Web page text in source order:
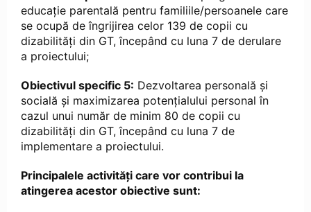
educație parentală pentru familiile/persoanele care
se ocupă de îngrijirea celor 139 de copii cu
dizabilități din GT, începând cu luna 7 de derulare
a proiectului;
Obiectivul specific 5: Dezvoltarea personală și
socială și maximizarea potențialului personal în
cazul unui număr de minim 80 de copii cu
dizabilități din GT, începând cu luna 7 de
implementare a proiectului.
Principalele activități care vor contribui la
atingerea acestor obiective sunt: